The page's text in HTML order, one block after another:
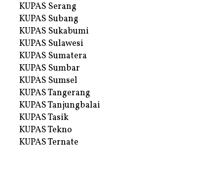
KUPAS Serang
KUPAS Subang
KUPAS Sukabumi
KUPAS Sulawesi
KUPAS Sumatera
KUPAS Sumbar
KUPAS Sumsel
KUPAS Tangerang
KUPAS Tanjungbalai
KUPAS Tasik
KUPAS Tekno
KUPAS Ternate